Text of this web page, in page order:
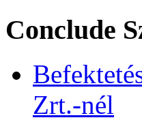
Conclude
Zrt.-nél